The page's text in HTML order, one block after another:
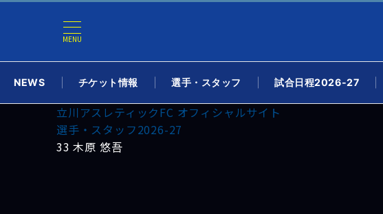
MENU
NEWS チケット情報 選手・スタッフ 試合日程2026-27
立川アスレティックFC オフィシャルサイト
選手・スタッフ2026-27
33 木原 悠吾